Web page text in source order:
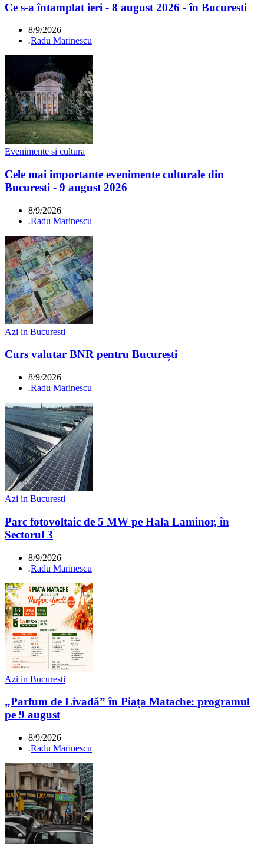
Ce s-a întamplat ieri - 8 august 2026 - în Bucuresti
8/9/2026
.Radu Marinescu
Evenimente si cultura
Cele mai importante evenimente culturale din
Bucuresti - 9 august 2026
8/9/2026
.Radu Marinescu
Azi in Bucuresti
Curs valutar BNR pentru București
8/9/2026
.Radu Marinescu
Azi in Bucuresti
Parc fotovoltaic de 5 MW pe Hala Laminor, în
Sectorul 3
8/9/2026
.Radu Marinescu
Azi in Bucuresti
„Parfum de Livadă” în Piața Matache: programul
pe 9 august
8/9/2026
.Radu Marinescu